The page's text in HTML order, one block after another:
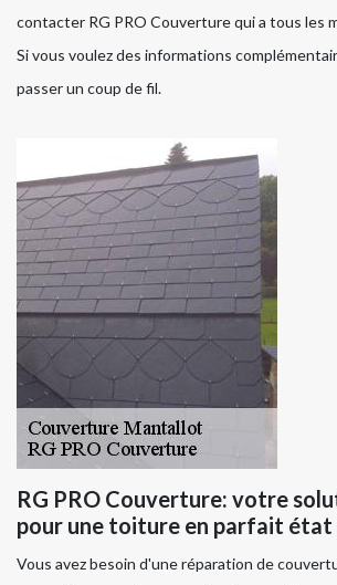
contacter RG PRO Couverture qui a tous les
Si vous voulez des informations
passer un coup de fil.
RG PRO Couverture: votre
pour une toiture en parfait
Vous avez besoin d'une réparation de